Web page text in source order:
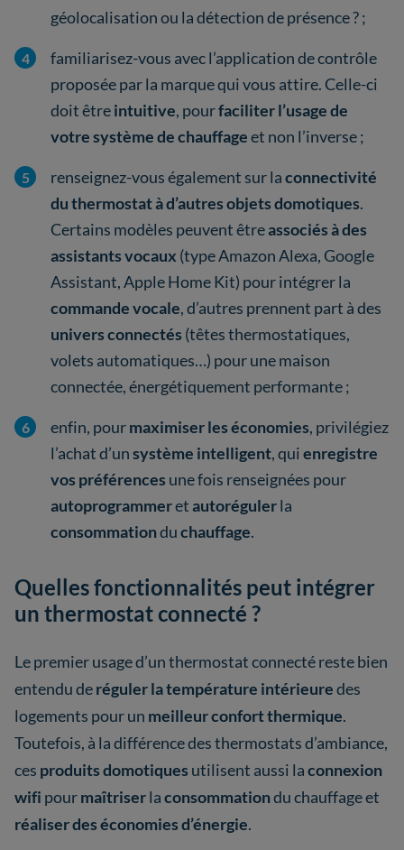
géolocalisation ou la détection de présence ? ;
familiarisez-vous avec l’application de contrôle
proposée par la marque qui vous attire. Celle-ci
doit êtreintuitive, pourfaciliter l’usage de
votre système de chauffageet non l’inverse ;
renseignez-vous également sur laconnectivité
du thermostat à d’autres objets domotiques.
Certains modèles peuvent êtreassociés à des
assistants vocaux (type Amazon Alexa, Google
Assistant, Apple Home Kit) pour intégrer la
commande vocale, d’autres prennent part à des
univers connectés (têtes thermostatiques,
volets automatiques…) pour une maison
connectée, énergétiquement performante ;
enfin, pourmaximiser les économies, privilégiez
l’achat d’unsystème intelligent, quienregistre
vos préférences une fois renseignées pour
autoprogrammeretautorégulerla
consommationduchauffage.
Quelles fonctionnalités peut intégrer
un thermostat connecté ?
Le premier usage d’un thermostat connecté reste bien
entendu deréguler la température intérieuredes
logements pour un meilleur confort thermique.
Toutefois, à la différence des thermostats d’ambiance,
ces produits domotiques utilisent aussi laconnexion
wifi pourmaîtriserlaconsommationdu chauffage et
réaliser des économies d’énergie.